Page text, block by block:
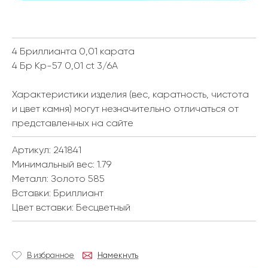
4 Бриллианта 0,01 карата
4 Бр Кр-57 0,01 ct 3/6А
Характеристики изделия (вес, каратность, чистота
и цвет камня) могут незначительно отличаться от
представленных на сайте
Артикул: 241841
Минимальный вес: 1.79
Металл: Золото 585
Вставки: Бриллиант
Цвет вставки: Бесцветный
В избранное Намекнуть